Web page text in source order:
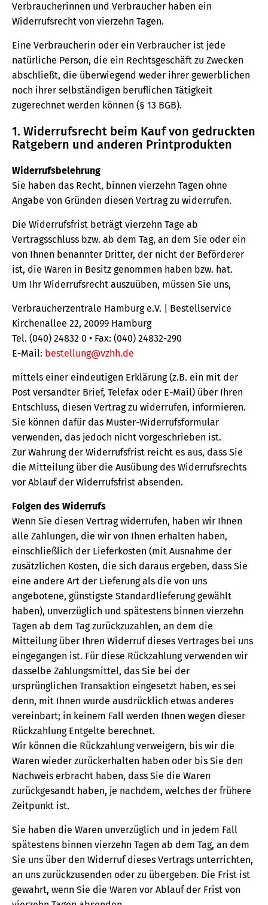
Verbraucherinnen und Verbraucher haben ein
Widerrufsrecht von vierzehn Tagen.
Eine Verbraucherin oder ein Verbraucher ist jede
natürliche Person, die ein Rechtsgeschäft zu Zwecken
abschließt, die überwiegend weder ihrer gewerblichen
noch ihrer selbständigen beruflichen Tätigkeit
zugerechnet werden können (§ 13 BGB).
1. Widerrufsrecht beim Kauf von gedruckten
Ratgebern und anderen Printprodukten
Widerrufsbelehrung
Sie haben das Recht, binnen vierzehn Tagen ohne
Angabe von Gründen diesen Vertrag zu widerrufen.
Die Widerrufsfrist beträgt vierzehn Tage ab
Vertragsschluss bzw. ab dem Tag, an dem Sie oder ein
von Ihnen benannter Dritter, der nicht der Beförderer
ist, die Waren in Besitz genommen haben bzw. hat.
Um Ihr Widerrufsrecht auszuüben, müssen Sie uns,
Verbraucherzentrale Hamburg e.V. | Bestellservice
Kirchenallee 22, 20099 Hamburg
Tel. (040) 24832 0 • Fax: (040) 24832-290
E-Mail: bestellung@vzhh.de
mittels einer eindeutigen Erklärung (z.B. ein mit der
Post versandter Brief, Telefax oder E-Mail) über Ihren
Entschluss, diesen Vertrag zu widerrufen, informieren.
Sie können dafür das Muster-Widerrufsformular
verwenden, das jedoch nicht vorgeschrieben ist.
Zur Wahrung der Widerrufsfrist reicht es aus, dass Sie
die Mitteilung über die Ausübung des Widerrufsrechts
vor Ablauf der Widerrufsfrist absenden.
Folgen des Widerrufs
Wenn Sie diesen Vertrag widerrufen, haben wir Ihnen
alle Zahlungen, die wir von Ihnen erhalten haben,
einschließlich der Lieferkosten (mit Ausnahme der
zusätzlichen Kosten, die sich daraus ergeben, dass Sie
eine andere Art der Lieferung als die von uns
angebotene, günstigste Standardlieferung gewählt
haben), unverzüglich und spätestens binnen vierzehn
Tagen ab dem Tag zurückzuzahlen, an dem die
Mitteilung über Ihren Widerruf dieses Vertrages bei uns
eingegangen ist. Für diese Rückzahlung verwenden wir
dasselbe Zahlungsmittel, das Sie bei der
ursprünglichen Transaktion eingesetzt haben, es sei
denn, mit Ihnen wurde ausdrücklich etwas anderes
vereinbart; in keinem Fall werden Ihnen wegen dieser
Rückzahlung Entgelte berechnet.
Wir können die Rückzahlung verweigern, bis wir die
Waren wieder zurückerhalten haben oder bis Sie den
Nachweis erbracht haben, dass Sie die Waren
zurückgesandt haben, je nachdem, welches der frühere
Zeitpunkt ist.
Sie haben die Waren unverzüglich und in jedem Fall
spätestens binnen vierzehn Tagen ab dem Tag, an dem
Sie uns über den Widerruf dieses Vertrags unterrichten,
an uns zurückzusenden oder zu übergeben. Die Frist ist
gewahrt, wenn Sie die Waren vor Ablauf der Frist von